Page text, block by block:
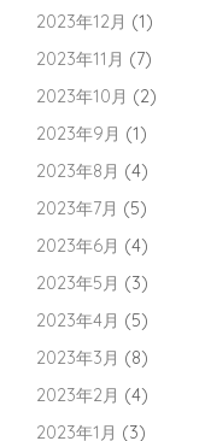
2023年12月 (1)
2023年11月 (7)
2023年10月 (2)
2023年9月 (1)
2023年8月 (4)
2023年7月 (5)
2023年6月 (4)
2023年5月 (3)
2023年4月 (5)
2023年3月 (8)
2023年2月 (4)
2023年1月 (3)